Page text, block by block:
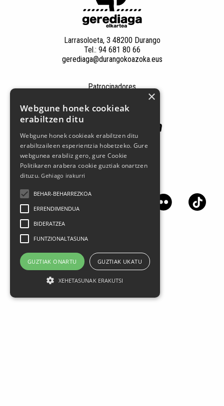
Larrasoloeta, 3 48200 Durango
Tel.: 94 681 80 66
gerediaga@durangokoazoka.eus
Patrocinadores
Síguenos en las redes sociales
×
Webgune honek cookieak
erabiltzen ditu
Webgune honek cookieak erabiltzen ditu
erabiltzaileen esperientzia hobetzeko. Gure
webgunea erabiliz gero, gure Cookie
Politikaren arabera cookie guztiak onartzen
dituzu.Gehiago irakurri
BEHAR-BEHARREZKOA
ERRENDIMENDUA
BIDERATZEA
FUNTZIONALTASUNA
GUZTIAK ONARTU GUZTIAK UKATU
XEHETASUNAK ERAKUTSI